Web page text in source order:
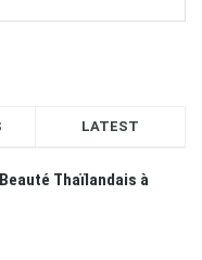
LATEST
Thaïlandais à